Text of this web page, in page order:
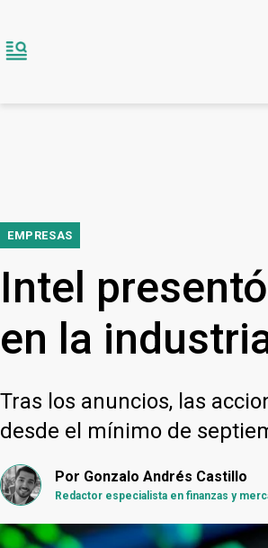
EMPRESAS
Intel
en la
Tras los anuncios, las
desde el mínimo de
Por Gonzalo Andrés Castillo
Redactor especialista en finanzas y